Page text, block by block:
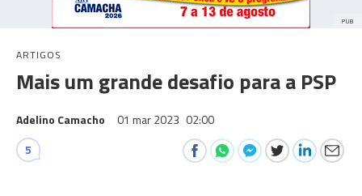
PUB
ARTIGOS
Mais um grande desafio para a PSP
Adelino Camacho 01 mar 2023 02:00
5